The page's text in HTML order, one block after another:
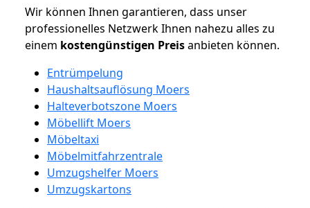
Wir können Ihnen garantieren, dass unser
professionelles Netzwerk Ihnen nahezu alles zu
einem kostengünstigen Preisanbieten können.
Entrümpelung
Haushaltsauflösung Moers
Halteverbotszone Moers
Möbellift Moers
Möbeltaxi
Möbelmitfahrzentrale
Umzugshelfer Moers
Umzugskartons